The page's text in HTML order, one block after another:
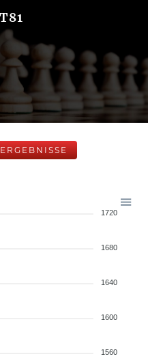
1720
1680
1640
1600
1560